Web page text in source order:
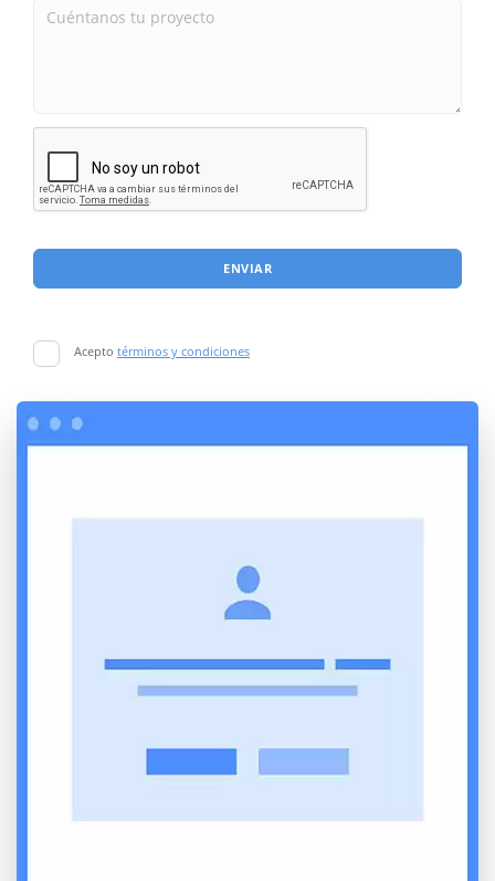
ENVIAR
Acepto términos y condiciones